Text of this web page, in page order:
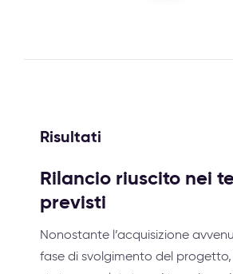
Risultati
Rilancio riuscito nei
previsti
Nonostante l’acquisizione
fase di svolgimento del progetto,